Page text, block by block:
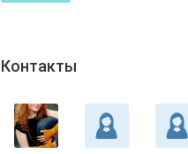
Контакты